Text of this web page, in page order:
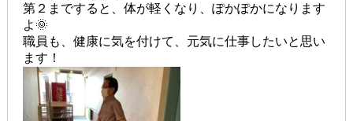
第２まですると、体が軽くなり、ぽかぽかになります
よ🌞
職員も、健康に気を付けて、元気に仕事したいと思い
ます！